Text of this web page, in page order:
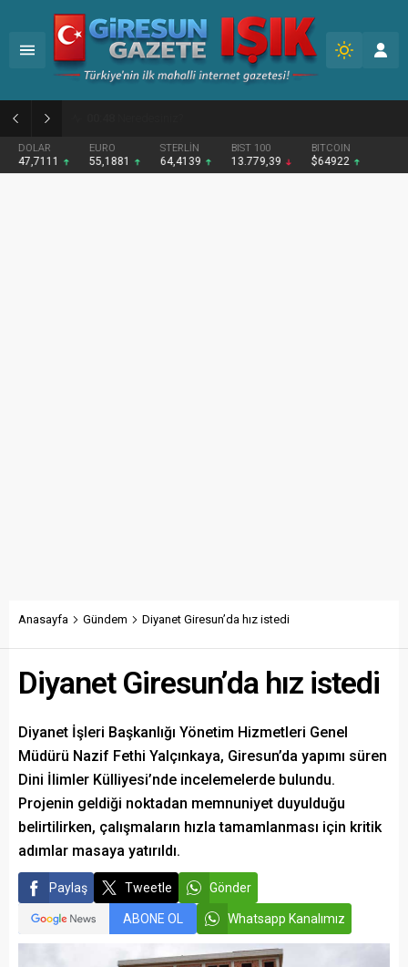
DOLAR
47,7111
EURO
55,1881
STERLİN
64,4139
BIST 100
13.779,39
BITCOIN
$64922
Anasayfa Gündem Diyanet Giresun’da hız istedi
Diyanet Giresun’da hız istedi
Diyanet İşleri Başkanlığı Yönetim Hizmetleri Genel
Müdürü Nazif Fethi Yalçınkaya, Giresun’da yapımı süren
Dini İlimler Külliyesi’nde incelemelerde bulundu.
Projenin geldiği noktadan memnuniyet duyulduğu
belirtilirken, çalışmaların hızla tamamlanması için kritik
adımlar masaya yatırıldı.
Paylaş Tweetle Gönder
ABONE OL Whatsapp Kanalımız